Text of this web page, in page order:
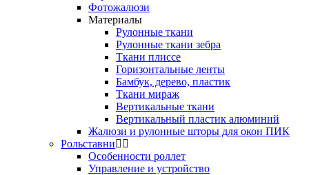
Фотожалюзи
Материалы
Рулонные ткани
Рулонные ткани зебра
Ткани плиссе
Горизонтальные ленты
Бамбук, дерево, пластик
Ткани мираж
Вертикальные ткани
Вертикальный пластик алюминий
Жалюзи и рулонные шторы для окон ПИК
Рольставни
Особенности роллет
Управление и устройство